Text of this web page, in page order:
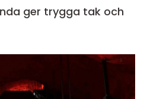
ger trygga tak och